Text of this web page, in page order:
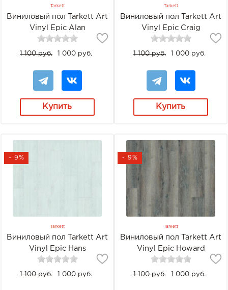
Tarkett
Виниловый пол Tarkett Art
Vinyl Epic Alan
1 100 руб. 1 000 руб.
Купить
Tarkett
Виниловый пол Tarkett Art
Vinyl Epic Craig
1 100 руб. 1 000 руб.
Купить
- 9%
Tarkett
Виниловый пол Tarkett Art
Vinyl Epic Hans
1 100 руб. 1 000 руб.
- 9%
Tarkett
Виниловый пол Tarkett Art
Vinyl Epic Howard
1 100 руб. 1 000 руб.